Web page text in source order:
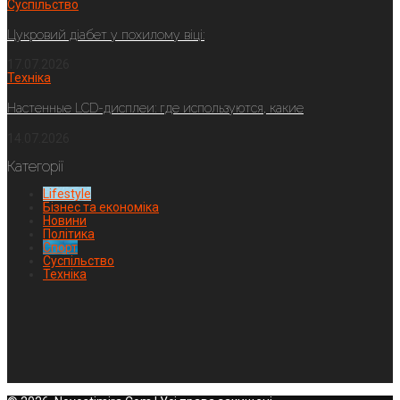
Суспільство
Цукровий діабет у похилому віці:
Техніка
Настенные LCD-дисплеи: где используются, какие
Категорії
Lifestyle
Бізнес та економіка
Новини
Політика
Спорт
Суспільство
Техніка